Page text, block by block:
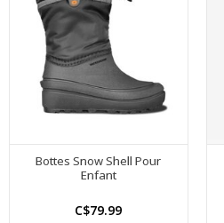
Bottes Snow Shell Pour
Enfant
C$79.99